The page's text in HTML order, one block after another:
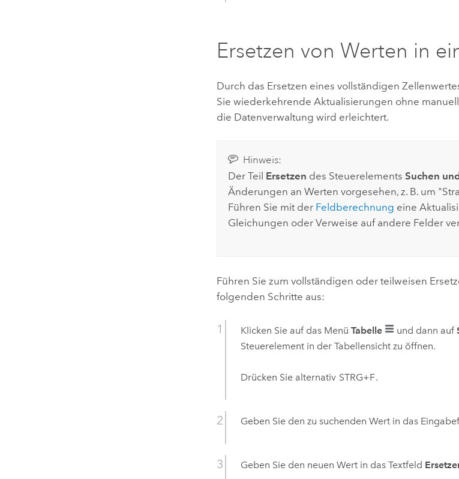
Ersetzen von Werten in
Durch das Ersetzen eines vollständigen
Sie wiederkehrende Aktualisierungen ohne
die Datenverwaltung wird erleichtert.
Hinweis:
Der Teil Ersetzen des Steuerelements Suchen
Änderungen an Werten vorgesehen, z. B. um
Führen Sie mit der Feldberechnung eine
Gleichungen oder Verweise auf andere Felder
Führen Sie zum vollständigen oder teilweisen
folgenden Schritte aus:
Klicken Sie auf das MenüTabelle und dann auf
Steuerelement in der Tabellensicht zu öffnen.
Drücken Sie alternativ STRG+F.
Geben Sie den zu suchenden Wert in das
Geben Sie den neuen Wert in das Textfeld